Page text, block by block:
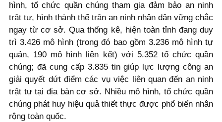
hình, tổ chức quần chúng tham gia đảm bảo an ninh
trật tự, hình thành thế trận an ninh nhân dân vững chắc
ngay từ cơ sở. Qua thống kê, hiện toàn tỉnh đang duy
trì 3.426 mô hình (trong đó bao gồm 3.236 mô hình tự
quản, 190 mô hình liên kết) với 5.352 tổ chức quần
chúng; đã cung cấp 3.835 tin giúp lực lượng công an
giải quyết dứt điểm các vụ việc liên quan đến an ninh
trật tự tại địa bàn cơ sở. Nhiều mô hình, tổ chức quần
chúng phát huy hiệu quả thiết thực được phổ biến nhân
rộng toàn quốc.